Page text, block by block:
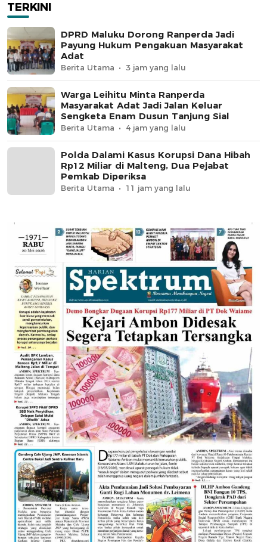
TERKINI
DPRD Maluku Dorong Ranperda Jadi
Payung Hukum Pengakuan Masyarakat
Adat
Berita Utama 3 jam yang lalu
Warga Leihitu Minta Ranperda
Masyarakat Adat Jadi Jalan Keluar
Sengketa Enam Dusun Tanjung Sial
Berita Utama 4 jam yang lalu
Polda Dalami Kasus Korupsi Dana Hibah
Rp12 Miliar di Malteng, Dua Pejabat
Pemkab Diperiksa
Berita Utama 11 jam yang lalu